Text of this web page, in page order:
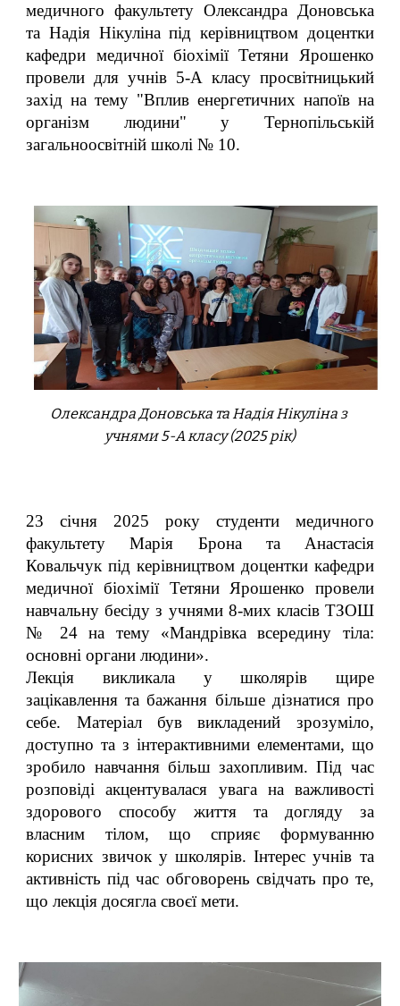
медичного факультету Олександра Доновська
та Надія Нікуліна під керівництвом доцентки
кафедри медичної біохімії Тетяни Ярошенко
провели для учнів 5-А класу просвітницький
захід на тему "Вплив енергетичних напоїв на
організм людини" у Тернопільській
загальноосвітній школі № 10.
Олександра Доновська та Надія Нікуліна з
учнями 5-А класу (2025 рік)
23 січня 2025 року студенти медичного
факультету Марія Брона та Анастасія
Ковальчук під керівництвом доцентки кафедри
медичної біохімії Тетяни Ярошенко провели
навчальну бесіду з учнями 8-мих класів ТЗОШ
№ 24 на тему «Мандрівка всередину тіла:
основні органи людини».
Лекція викликала у школярів щире
зацікавлення та бажання більше дізнатися про
себе. Матеріал був викладений зрозуміло,
доступно та з інтерактивними елементами, що
зробило навчання більш захопливим. Під час
розповіді акцентувалася увага на важливості
здорового способу життя та догляду за
власним тілом, що сприяє формуванню
корисних звичок у школярів. Інтерес учнів та
активність під час обговорень свідчать про те,
що лекція досягла своєї мети.